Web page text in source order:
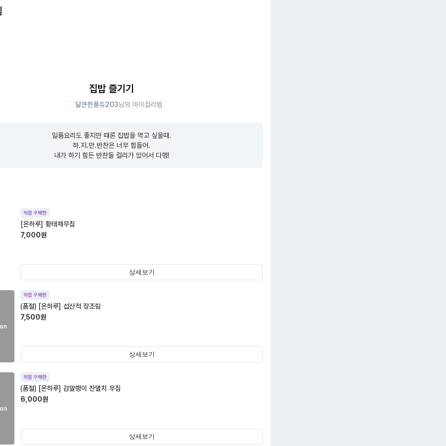
집밥 즐기기
달큰한퐁듀203님의 마이컬리템
일품요리도 좋지만 때론 집밥을 먹고 싶을때.
하.지.만.반찬은 너무 힘들어.
내가 하기 힘든 반찬들 컬리가 있어서 다행!
직접 구매한
[온하루] 황태채무침
7,000원
상세보기
직접 구매한
(품절) [온하루] 섭산적 장조림
7,500원
상세보기
직접 구매한
(품절) [온하루] 감말랭이 잔멸치 무침
6,000원
상세보기